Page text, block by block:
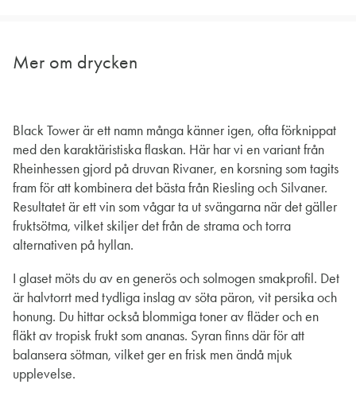
Mer om drycken
Black Tower är ett namn många känner igen, ofta förknippat
med den karaktäristiska flaskan. Här har vi en variant från
Rheinhessen gjord på druvan Rivaner, en korsning som tagits
fram för att kombinera det bästa från Riesling och Silvaner.
Resultatet är ett vin som vågar ta ut svängarna när det gäller
fruktsötma, vilket skiljer det från de strama och torra
alternativen på hyllan.
I glaset möts du av en generös och solmogen smakprofil. Det
är halvtorrt med tydliga inslag av söta päron, vit persika och
honung. Du hittar också blommiga toner av fläder och en
fläkt av tropisk frukt som ananas. Syran finns där för att
balansera sötman, vilket ger en frisk men ändå mjuk
upplevelse.